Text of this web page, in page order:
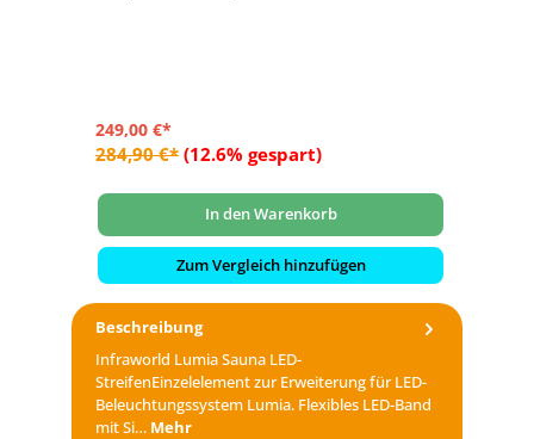
249,00 €*
284,90 €* (12.6% gespart)
In den Warenkorb
Zum Vergleich hinzufügen
Beschreibung
Infraworld Lumia Sauna LED-
StreifenEinzelelement zur Erweiterung für LED-
Beleuchtungssystem Lumia. Flexibles LED-Band
mit Si… Mehr